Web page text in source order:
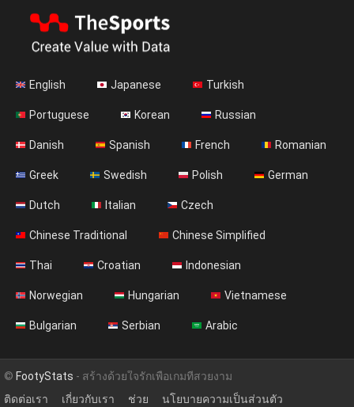
English Japanese Turkish
Portuguese Korean Russian
Danish Spanish French Romanian
Greek Swedish Polish German
Dutch Italian Czech
Chinese Traditional Chinese Simplified
Thai Croatian Indonesian
Norwegian Hungarian Vietnamese
Bulgarian Serbian Arabic
© FootyStats - สร้างด้วยใจรักเพื่อเกมที่สวยงาม
ติดต่อเรา
เกี่ยวกับเรา ช่วย นโยบายความเป็นส่วนตัว